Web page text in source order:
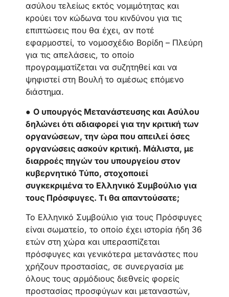
ασύλου τελείως εκτός νομιμότητας και
κρούει τον κώδωνα του κινδύνου για τις
επιπτώσεις που θα έχει, αν ποτέ
εφαρμοστεί, το νομοσχέδιο Βορίδη – Πλεύρη
για τις απελάσεις, το οποίο
προγραμματίζεται να συζητηθεί και να
ψηφιστεί στη Βουλή το αμέσως επόμενο
διάστημα.
● Ο υπουργός Μετανάστευσης και Ασύλου
δηλώνει ότι αδιαφορεί για την κριτική των
οργανώσεων, την ώρα που απειλεί όσες
οργανώσεις ασκούν κριτική. Mάλιστα, με
διαρροές πηγών του υπουργείου στον
κυβερνητικό Τύπο, στοχοποιεί
συγκεκριμένα το Ελληνικό Συμβούλιο για
τους Πρόσφυγες. Τι θα απαντούσατε;
Το Ελληνικό Συμβούλιο για τους Πρόσφυγες
είναι σωματείο, το οποίο έχει ιστορία ήδη 36
ετών στη χώρα και υπερασπίζεται
πρόσφυγες και γενικότερα μετανάστες που
χρήζουν προστασίας, σε συνεργασία με
όλους τους αρμόδιους διεθνείς φορείς
προστασίας προσφύγων και μεταναστών,